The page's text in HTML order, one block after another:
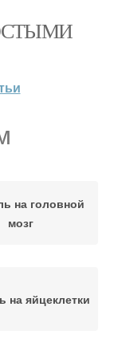
на головной
мозг
на яйцеклетки